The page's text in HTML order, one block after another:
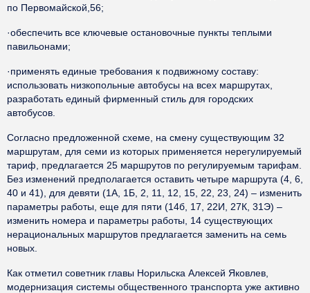
по Первомайской,56;
·обеспечить все ключевые остановочные пункты теплыми
павильонами;
·применять единые требования к подвижному составу:
использовать низкопольные автобусы на всех маршрутах,
разработать единый фирменный стиль для городских
автобусов.
Согласно предложенной схеме, на смену существующим 32
маршрутам, для семи из которых применяется нерегулируемый
тариф, предлагается 25 маршрутов по регулируемым тарифам.
Без изменений предполагается оставить четыре маршрута (4, 6,
40 и 41), для девяти (1А, 1Б, 2, 11, 12, 15, 22, 23, 24) – изменить
параметры работы, еще для пяти (14б, 17, 22И, 27К, 31Э) –
изменить номера и параметры работы, 14 существующих
нерациональных маршрутов предлагается заменить на семь
новых.
Как отметил советник главы Норильска Алексей Яковлев,
модернизация системы общественного транспорта уже активно